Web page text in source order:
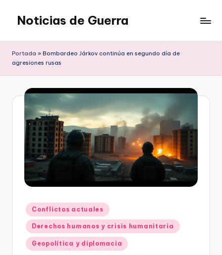
Saltar
contenido
Noticias de Guerra
Portada » Bombardeo Járkov continúa en segundo día de
agresiones rusas
Publicado
en
Conflictos actuales
Derechos humanos y crisis humanitaria
Geopolítica y diplomacia